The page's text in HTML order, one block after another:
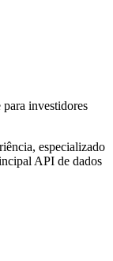
investidores
especializado
API de dados